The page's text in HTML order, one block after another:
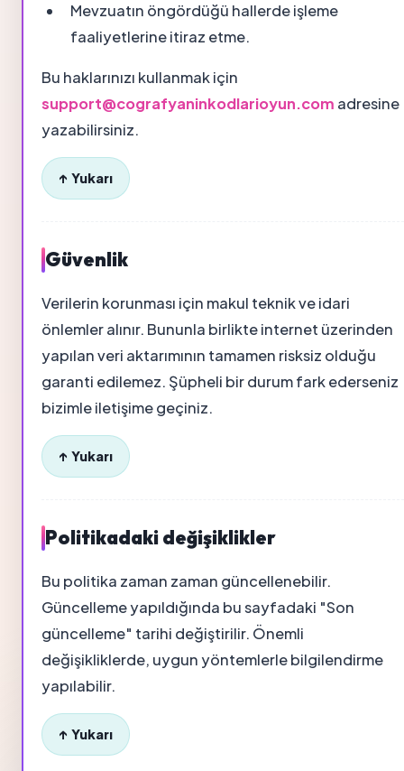
Mevzuatın öngördüğü hallerde işleme
faaliyetlerine itiraz etme.
Bu haklarınızı kullanmak için
support@cografyaninkodlarioyun.com adresine
yazabilirsiniz.
↑ Yukarı
Güvenlik
Verilerin korunması için makul teknik ve idari
önlemler alınır. Bununla birlikte internet üzerinden
yapılan veri aktarımının tamamen risksiz olduğu
garanti edilemez. Şüpheli bir durum fark ederseniz
bizimle iletişime geçiniz.
↑ Yukarı
Politikadaki değişiklikler
Bu politika zaman zaman güncellenebilir.
Güncelleme yapıldığında bu sayfadaki "Son
güncelleme" tarihi değiştirilir. Önemli
değişikliklerde, uygun yöntemlerle bilgilendirme
yapılabilir.
↑ Yukarı